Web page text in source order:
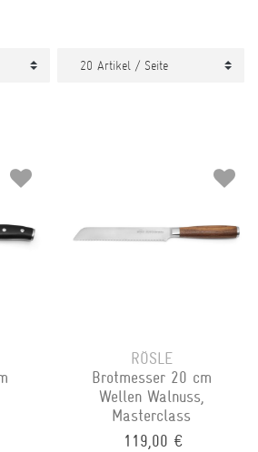
RÖSLE
Brotmesser 20 cm
Wellen Walnuss,
Masterclass
119,00 €